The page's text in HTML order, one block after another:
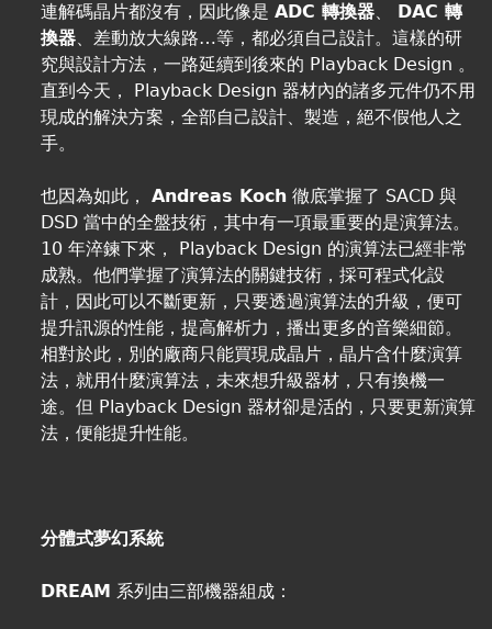
連解碼晶片都沒有，因此像是ADC 轉換器、
DAC 轉
換器、差動放大線路…等，都必須自己設計。這樣的研
究與設計方法，一路延續到後來的 Playback Design 。
直到今天， Playback Design 器材內的諸多元件仍不用
現成的解決方案，全部自己設計、製造，絕不假他人之
手。
也因為如此，Andreas Koch 徹底掌握了 SACD 與
DSD 當中的全盤技術，其中有一項最重要的是演算法。
10 年淬鍊下來， Playback Design 的演算法已經非常
成熟。他們掌握了演算法的關鍵技術，採可程式化設
計，因此可以不斷更新，只要透過演算法的升級，便可
提升訊源的性能，提高解析力，播出更多的音樂細節。
相對於此，別的廠商只能買現成晶片，晶片含什麼演算
法，就用什麼演算法，未來想升級器材，只有換機一
途。但 Playback Design 器材卻是活的，只要更新演算
法，便能提升性能。
分體式夢幻系統
DREAM 系列由三部機器組成：